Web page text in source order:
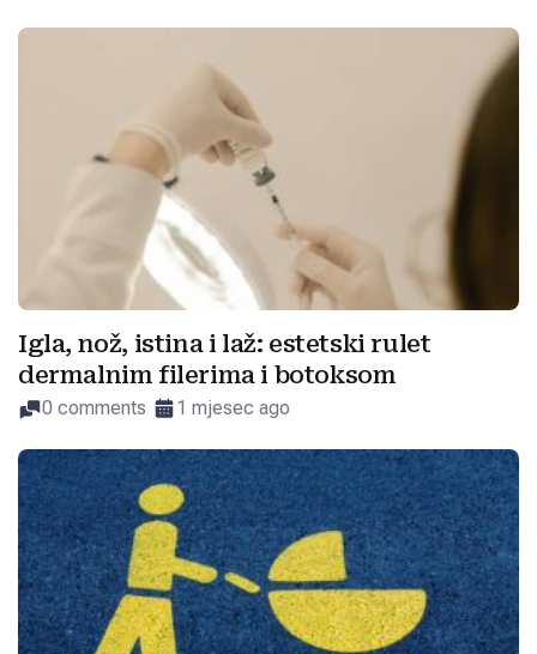
Igla, nož, istina i laž: estetski rulet
dermalnim filerima i botoksom
0 comments 1 mjesec ago